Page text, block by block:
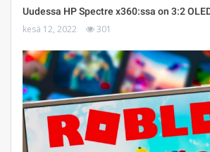
Uudessa HP Spectre x360:ssa on 3:2
kesä 12, 2022 301